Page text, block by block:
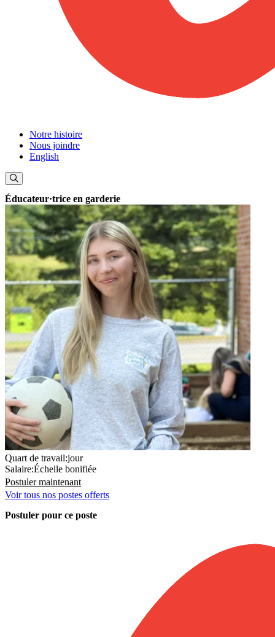
Notre histoire
Nous joindre
English
Éducateur·trice en garderie
Quart de travail:jour
Salaire:Échelle bonifiée
Postuler maintenant
Voir tous nos postes offerts
Postuler pour ce poste